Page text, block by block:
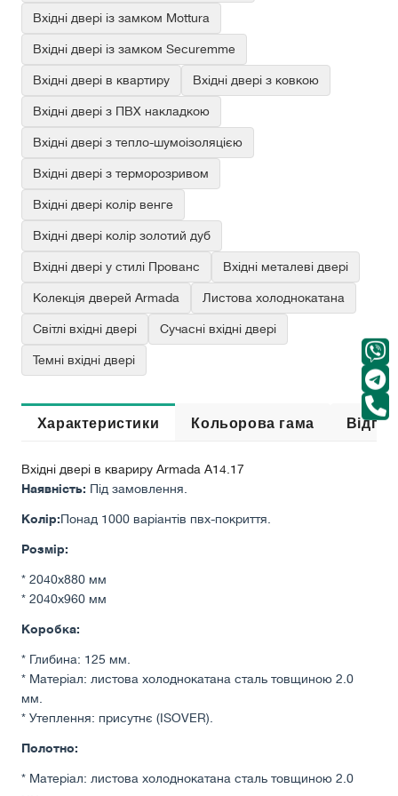
Вхідні двері із замком Mottura
Вхідні двері із замком Securemme
Вхідні двері в квартиру Вхідні двері з ковкою
Вхідні двері з ПВХ накладкою
Вхідні двері з тепло-шумоізоляцією
Вхідні двері з терморозривом
Вхідні двері колір венге
Вхідні двері колір золотий дуб
Вхідні двері у стилі Прованс Вхідні металеві двері
Колекція дверей Armada Листова холоднокатана
Світлі вхідні двері Сучасні вхідні двері
Темні вхідні двері
Характеристики Кольорова гама
Вхідні двері в квариру Armada A14.17
Наявність: Під замовлення.
Колір:Понад 1000 варіантів пвх-покриття.
Розмір:
* 2040х880 мм
* 2040х960 мм
Коробка:
* Глибина: 125 мм.
* Матеріал: листова холоднокатана сталь товщиною 2.0
мм.
* Утеплення: присутнє (ISOVER).
Полотно:
* Матеріал: листова холоднокатана сталь товщиною 2.0